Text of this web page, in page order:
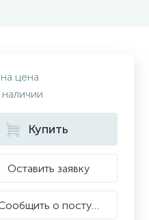
цена
Купить
Оставить заявку
о поступлении